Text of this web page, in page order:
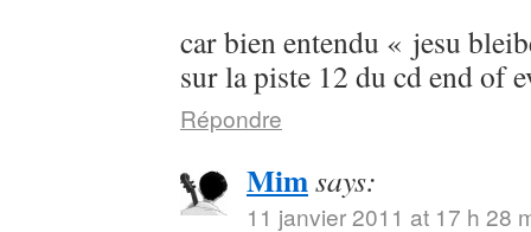
car bien entendu « jesu
sur la piste 12 du cd end of
Répondre
Mimsays:
11 janvier 2011 at 17 h 28